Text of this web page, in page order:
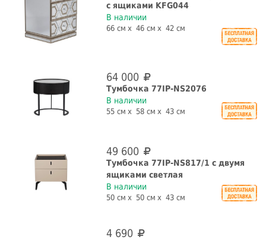
с ящиками KFG044
В наличии
66 см 46 см 42 см
64 000
Тумбочка 77IP-NS2076
В наличии
55 см 58 см 43 см
49 600
Тумбочка 77IP-NS817/1 с двумя
ящиками светлая
В наличии
50 см 50 см 43 см
4 690